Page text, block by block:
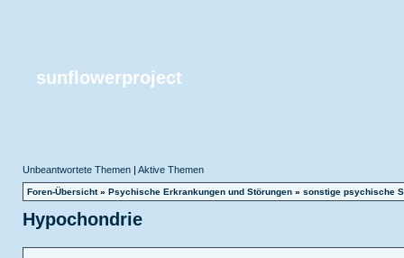
sunflowerproject
Unbeantwortete Themen| Aktive Themen
Foren-Übersicht» Psychische Erkrankungen und Störungen» sonstige psychische
Hypochondrie